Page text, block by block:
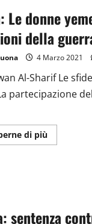
DI
PADRE
MUNTHER
ISAAC:
ALLO
E
DOV’ERO
SI
REALIZZAVA
UN
Le donne
della
4 Marzo 2021
Al-Sharif Le
partecipazione
di piùUlteriori
della
sentenza